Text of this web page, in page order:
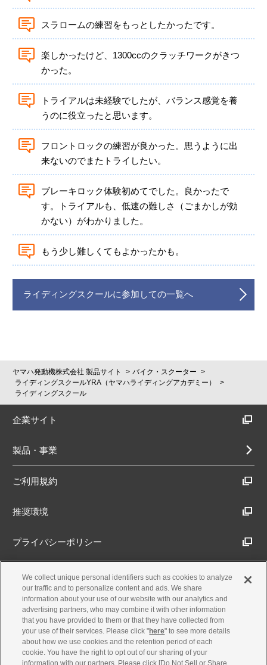
スラロームの練習をもっとしたかったです。
楽しかったけど、1300ccのクラッチワークがきつ
かった。
トライアルは未経験でしたが、バランス感覚を養
うのに役立ったと思います。
フロントロックの練習が良かった。思うように出
来ないのでまたトライしたい。
ブレーキロック体験初めてでした。良かったで
す。トライアルも、低速の難しさ（ごまかしが効
かない）がわかりました。
もう少し難しくてもよかったかも。
ライディングスクールに参加しての一覧へ
ヤマハ発動機株式会社 製品サイト
バイク・スクーター
ライディングスクールYRA（ヤマハライディングアカデミー）
ライディングスクール
企業サイト
製品・事業
ご利用規約
推奨環境
プライバシーポリシー
Cookieポリシー
アクセシビリティ方針
古物営業法に基づく表示
We collect unique personal identifiers such as cookies to analyze
our traffic and to personalize content and ads. We share
information about your use of our website with our analytics and
advertising partners, who may combine it with other information
that you have provided to them or that they have collected from
your use of their services. Please click "here" to see more details
about how we use cookies and the retention period of each
cookie. You have the right to opt out of our sharing of your
information with our partners. Please click [Do Not Sell or Share